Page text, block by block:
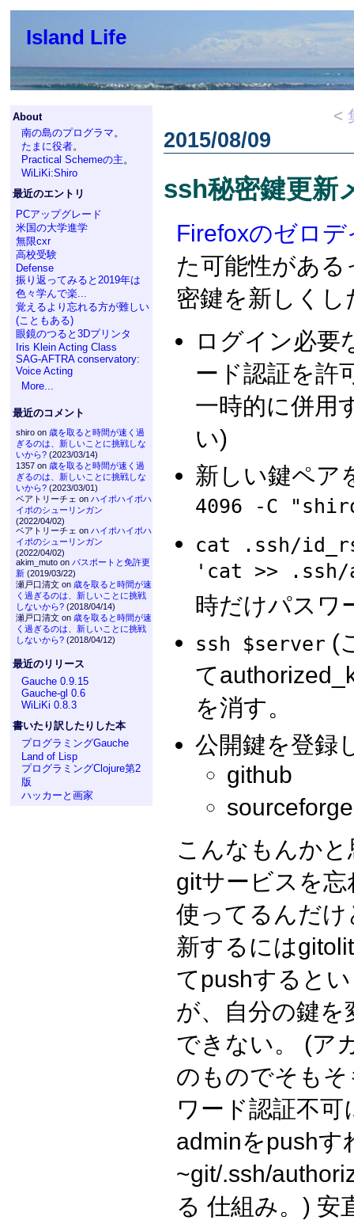
Island Life
About
南の島のプログラマ。
たまに役者。
Practical Schemeの主。
WiLiKi:Shiro
最近のエントリ
PCアップグレード
米国の大学進学
無限cxr
高校受験
Defense
振り返ってみると2019年は
色々学んで楽...
覚えるより忘れる方が難しい
(こともある)
眼鏡のつると3Dプリンタ
Iris Klein Acting Class
SAG-AFTRA conservatory:
Voice Acting
More...
最近のコメント
shiro on 歳を取ると時間が速く過
ぎるのは、新しいことに挑戦しな
いから?(2023/03/14)
1357 on 歳を取ると時間が速く過
ぎるのは、新しいことに挑戦しな
いから?(2023/03/01)
ベアトリーチェ on ハイポハイポハ
イポのシューリンガン
(2022/04/02)
ベアトリーチェ on ハイポハイポハ
イポのシューリンガン
(2022/04/02)
akim_muto on パスポートと免許更
新(2019/03/22)
瀬戸口清文 on 歳を取ると時間が速
く過ぎるのは、新しいことに挑戦
しないから?(2018/04/14)
瀬戸口清文 on 歳を取ると時間が速
く過ぎるのは、新しいことに挑戦
しないから?(2018/04/12)
最近のリリース
Gauche 0.9.15
Gauche-gl 0.6
WiLiKi 0.8.3
書いたり訳したりした本
プログラミングGauche
Land of Lisp
プログラミングClojure第2
版
ハッカーと画家
<
2015/08/09
ssh秘密鍵更新
Firefoxのゼロデ
た可能性があ
密鍵を新しく
ログイン必要
ード認証を許
一時的に併用
い)
新しい鍵ペア
4096 -C
cat .ssh/
'cat >> .ssh/
時だけパスワ
ssh $server(
て
を消す。
公開鍵を登録
github
sourceforge
こんなもんか
gitサービスを
使ってるんだけ
新するには
てpushすると
が、自分の鍵
できない。 (ア
のものでそも
ワード認証不
adminをpushす
~git/.ssh/
る 仕組み。) 安